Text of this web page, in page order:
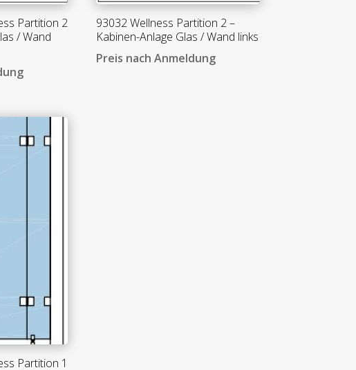
Partition 2
/ Wand
93032 Wellness Partition 2 –
Kabinen-Anlage Glas / Wand links
Preis nach Anmeldung
Partition 1